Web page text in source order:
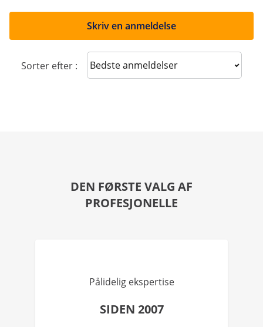
Skriv en anmeldelse
Sorter efter : Sort reviews
DEN FØRSTE VALG AF
PROFESJONELLE
Pålidelig ekspertise
SIDEN 2007